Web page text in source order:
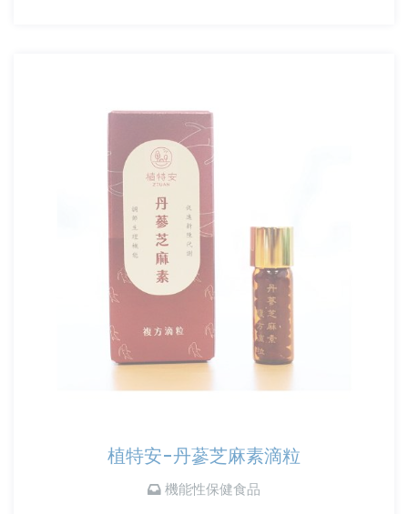
植特安-丹蔘芝麻素滴粒
機能性保健食品